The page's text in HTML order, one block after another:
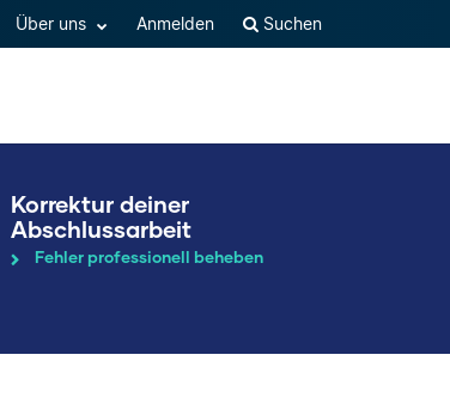
Über uns Anmelden Suchen
Korrektur deiner
Abschlussarbeit
Fehler professionell beheben